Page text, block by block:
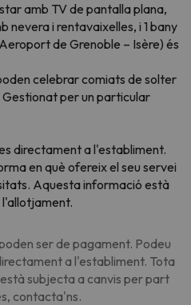
amb TV de pantalla plana,
nevera i rentavaixelles, i 1 bany
de Grenoble – Isère) és
celebrar comiats de solter
per un particular
directament a l'establiment.
en què ofereix el seu servei
Aquesta informació està
ser de pagament. Podeu
a l'establiment. Tota
subjecta a canvis per part
contacta'ns.